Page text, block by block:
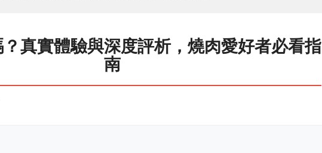
真實體驗與深度評析，燒肉愛好者必看指
南